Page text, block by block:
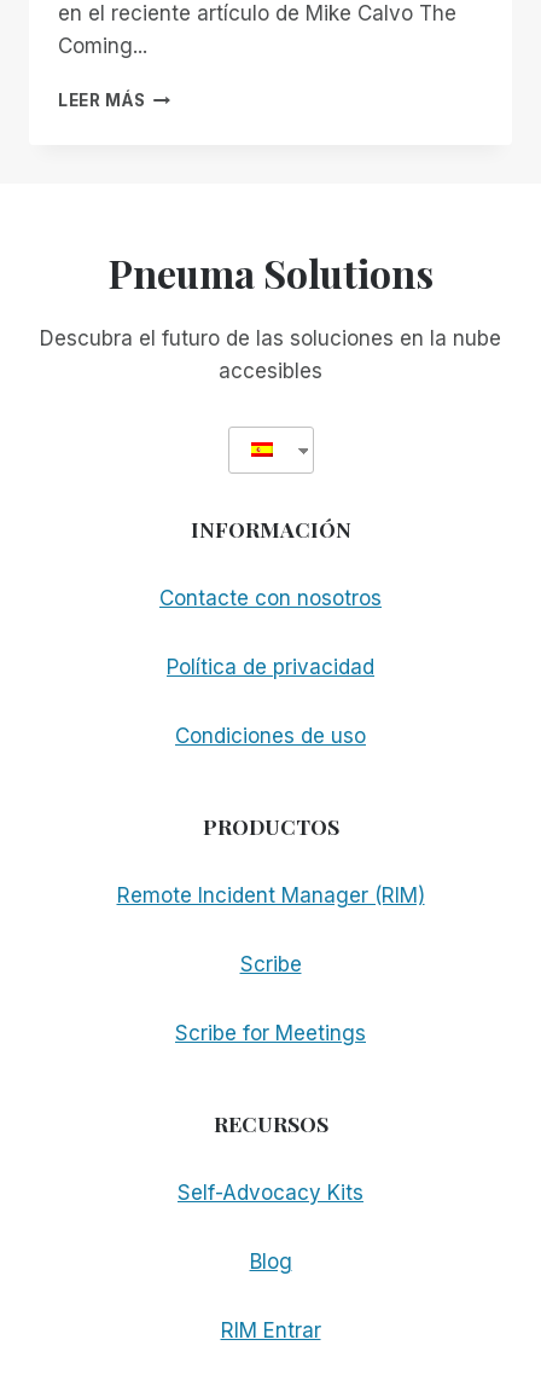
en el reciente artículo de Mike Calvo The
Coming...
LEER MÁS
DE
Pneuma Solutions
Descubra el futuro de las soluciones en la nube
accesibles
INFORMACIÓN
Contacte con nosotros
Política de privacidad
Condiciones de uso
PRODUCTOS
Remote Incident Manager (RIM)
Scribe
Scribe for Meetings
RECURSOS
Self-Advocacy Kits
Blog
RIM Entrar